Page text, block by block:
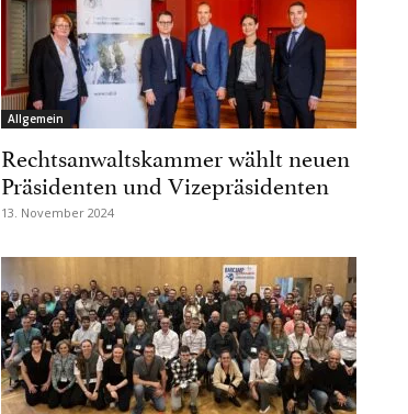
Allgemein
Rechtsanwaltskammer wählt neuen
Präsidenten und Vizepräsidenten
13. November 2024